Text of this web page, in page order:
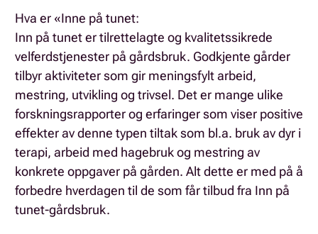
Hva er «Inne på tunet:
Inn på tunet er tilrettelagte og kvalitetssikrede
velferdstjenester på gårdsbruk. Godkjente gårder
tilbyr aktiviteter som gir meningsfylt arbeid,
mestring, utvikling og trivsel. Det er mange ulike
forskningsrapporter og erfaringer som viser positive
effekter av denne typen tiltak som bl.a. bruk av dyr i
terapi, arbeid med hagebruk og mestring av
konkrete oppgaver på gården. Alt dette er med på å
forbedre hverdagen til de som får tilbud fra Inn på
tunet-gårdsbruk.